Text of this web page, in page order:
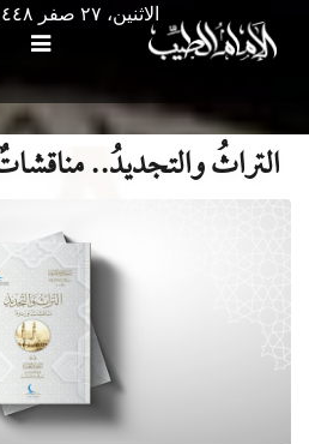
الاثنين، ٢٧ صفر ١٤٤٨ هـ - ۱۰ أغسطس ۲۰۲٦ م
التراثُ والتجديدُ..